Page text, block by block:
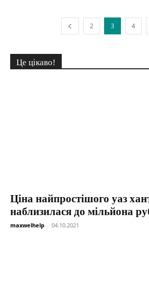
2 3 4
Це цікаво!
Ціна найпростішого уаз
наблизилася до мільйона
maxwelhelp - 04.10.2021